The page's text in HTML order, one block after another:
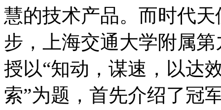
慧的技术产品。而时代
步，上海交通大学附属
授以“知动，谋速，以
索”为题，首先介绍了